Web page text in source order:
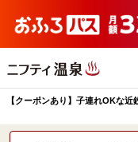
【クーポンあり】子連れOKな